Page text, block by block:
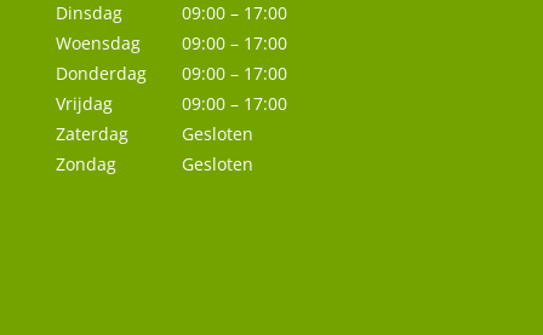
Dinsdag
09:00 – 17:00
Woensdag
09:00 – 17:00
Donderdag
09:00 – 17:00
Vrijdag
09:00 – 17:00
Zaterdag
Gesloten
Zondag
Gesloten